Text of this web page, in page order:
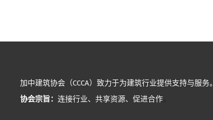
加中建筑协会（CCCA）致力于为建筑行业提供支持与服务。
协会宗旨： 连接行业、共享资源、促进合作